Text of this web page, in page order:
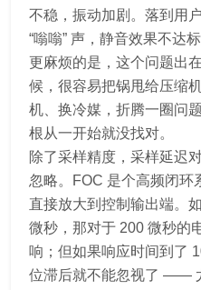
不稳，振动加剧。落到用
“嗡嗡” 声，静音效果不达
更麻烦的是，这个问题出
候，很容易把锅甩给压缩
机、换冷媒，折腾一圈问
根从一开始就没找对。
除了采样精度，采样延迟
忽略。FOC 是个高频闭环
直接放大到控制输出端。
微秒，那对于 200 微秒的
响；但如果响应时间到了
位滞后就不能忽视了 ——